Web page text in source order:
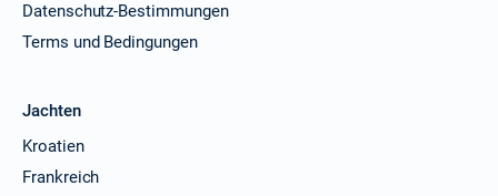
Datenschutz-Bestimmungen
Terms und Bedingungen
Jachten
Kroatien
Frankreich